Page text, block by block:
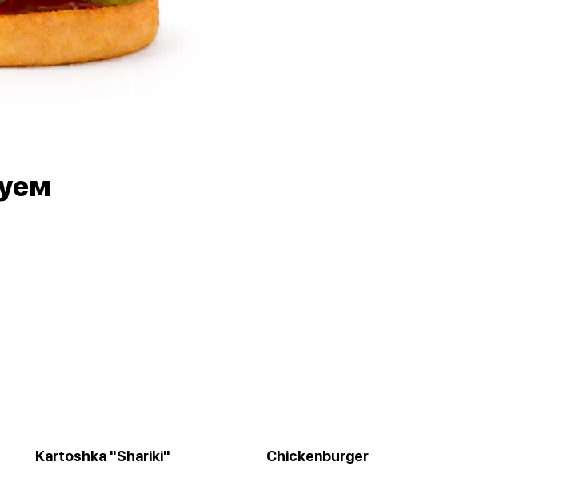
Kartoshka "Shariki" Chickenburger